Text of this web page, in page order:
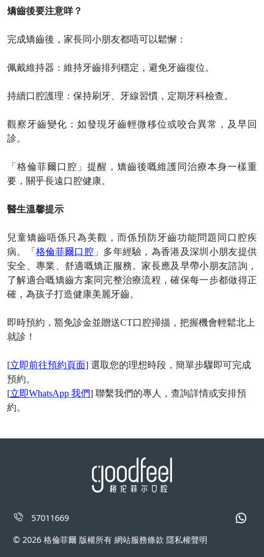
矯齒後要注意咩？
完成矯齒後，家長同小朋友都唔可以鬆懈：
佩戴維持器：維持牙齒排列穩定，避免牙齒復位。
持續口腔護理：保持刷牙、牙線習慣，定期牙科檢查。
觀察牙齒變化：如發現牙齒輕微移位或咬合異常，及早回
診。
「格倫菲爾口腔」提醒，矯齒後嘅維護同治療本身一樣重
要，關乎長遠口腔健康。
醫生溫馨提示
兒童矯齒唔係只為美觀，而係預防牙齒功能問題同口腔疾
病。「 格倫菲爾口腔」多年經驗，為香港及深圳小朋友提供
安全、專業、舒適嘅矯正服務。家長應及早帶小朋友諮詢，
了解適合嘅矯齒方案同完整治療流程，確保每一步都做得正
確，為孩子打造健康美麗牙齒。
即時預約，豁免診金並贈送CT口腔掃描，把握機會輕鬆北上
就診 ！
[立即前往預約頁面] 選取您的理想時段，簡單步驟即可完成
預約。
[立即WhatsApp 我們] 聯繫我們的專人，查詢詳情或安排預
約。
57011669
© 2026 格倫菲爾 版權所有 網站服務條款 隱私權聲明